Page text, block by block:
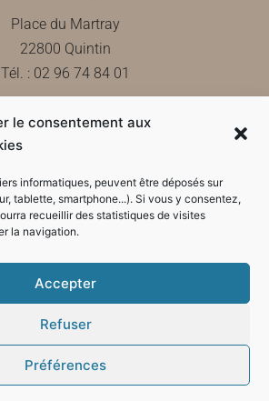
le consentement aux
informatiques, peuvent être déposés sur
tablette, smartphone...). Si vous y consentez,
recueillir des statistiques de visites
la navigation.
Accepter
Refuser
Préférences
Place du Martray
22800 Quintin
Tél. : 02 96 74 84 01
nous
de la mairie
Mode sombre :